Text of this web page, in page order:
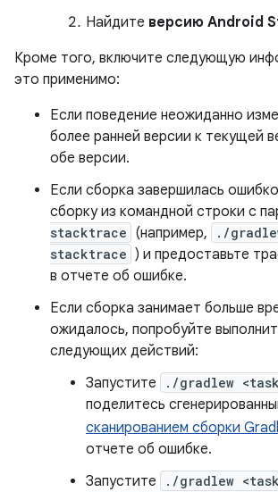
Найдите версию Android
Кроме того, включите следующую
это применимо:
Если поведение неожиданно
более ранней версии к текущей
обе версии.
Если сборка завершилась
сборку из командной строки с
stacktrace (например,
./
stacktrace ) и предоставьте
в отчете об ошибке.
Если сборка занимает больше
ожидалось, попробуйте
следующих действий:
Запустите
./gradlew
поделитесь
сканированием сборки
отчете об ошибке.
Запустите
./gradlew